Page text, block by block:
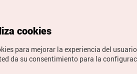
cookies
para mejorar la experiencia del
da su consentimiento para la